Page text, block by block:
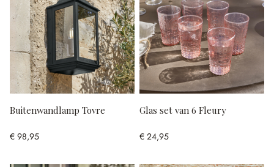
Buitenwandlamp Tovre
€ 98,95
Glas set van 6 Fleury
€ 24,95